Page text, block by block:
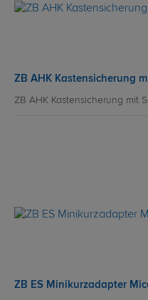
ZB AHK Kastensicherung
ZB AHK Kastensicherung mit
ZB ES Minikurzadapter